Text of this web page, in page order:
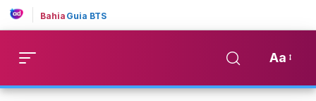
Bahia Guia BTS
Aa